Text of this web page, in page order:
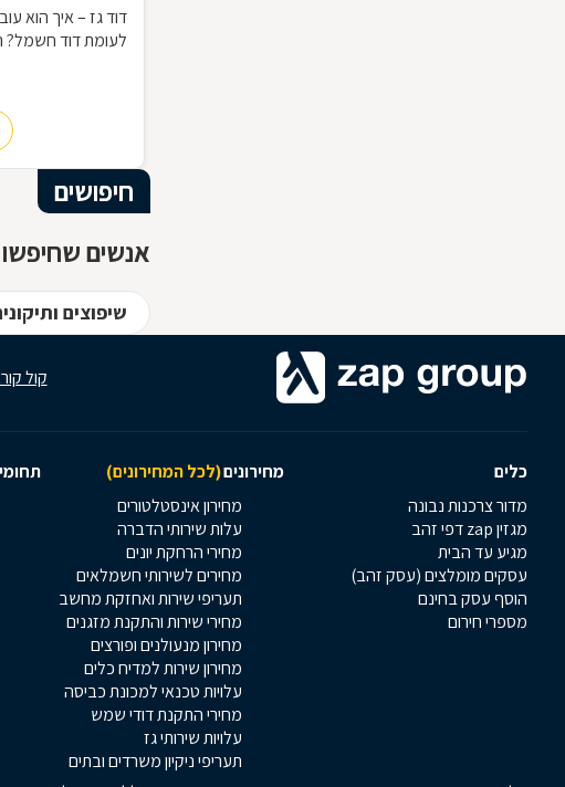
דוד גז – איך הוא
לעומת דוד
חיפושים
אנשים
שיפוצים
קול
כלים מחירונים(לכל המחירונים)
מדור צרכנות נבונה
מגזין zap דפי זהב
מגיע עד הבית
עסקים מומלצים (עסק זהב)
הוסף עסק בחינם
מספרי חירום
מחירון אינסטלטורים
עלות שירותי הדברה
מחירי הרחקת יונים
מחירים לשירותי חשמלאים
תעריפי שירות ואחזקת מחשב
מחירי שירות והתקנת מזגנים
מחירון מנעולנים ופורצים
מחירון שירות למדיח כלים
עלויות טכנאי למכונת כביסה
מחירי התקנת דודי שמש
עלויות שירותי גז
תעריפי ניקיון משרדים ובתים